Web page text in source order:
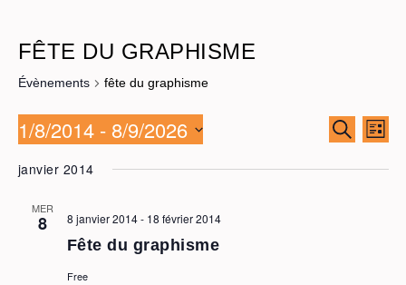
FÊTE DU GRAPHISME
Évènements fête du graphisme
ET
DE
LISTE
1/8/2014 - 8/9/2026
une
date.
janvier 2014
MER
8 8 janvier 2014- 18 février 2014
Fête du graphisme
Free